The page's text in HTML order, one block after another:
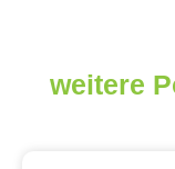
weitere